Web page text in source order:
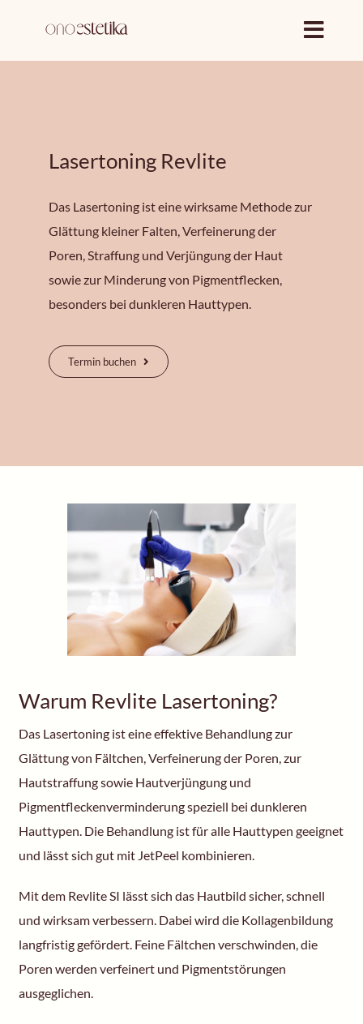
springen
Lasertoning Revlite
Das Lasertoning ist eine wirksame Methode zur
Glättung kleiner Falten, Verfeinerung der
Poren, Straffung und Verjüngung der Haut
sowie zur Minderung von Pigmentflecken,
besonders bei dunkleren Hauttypen.
Termin buchen
Warum Revlite Lasertoning?
Das Lasertoning ist eine effektive Behandlung zur
Glättung von Fältchen, Verfeinerung der Poren, zur
Hautstraffung sowie Hautverjüngung und
Pigmentfleckenverminderung speziell bei dunkleren
Hauttypen. Die Behandlung ist für alle Hauttypen geeignet
und lässt sich gut mit JetPeel kombinieren.
Mit dem Revlite SI lässt sich das Hautbild sicher, schnell
und wirksam verbessern. Dabei wird die Kollagenbildung
langfristig gefördert. Feine Fältchen verschwinden, die
Poren werden verfeinert und Pigmentstörungen
ausgeglichen.